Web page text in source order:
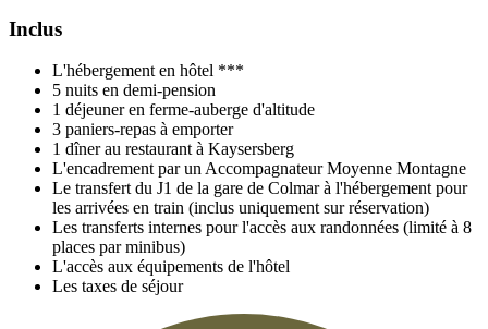
Inclus
L'hébergement en hôtel ***
5 nuits en demi-pension
1 déjeuner en ferme-auberge d'altitude
3 paniers-repas à emporter
1 dîner au restaurant à Kaysersberg
L'encadrement par un Accompagnateur Moyenne Montagne
Le transfert du J1 de la gare de Colmar à l'hébergement pour
les arrivées en train (inclus uniquement sur réservation)
Les transferts internes pour l'accès aux randonnées (limité à 8
places par minibus)
L'accès aux équipements de l'hôtel
Les taxes de séjour